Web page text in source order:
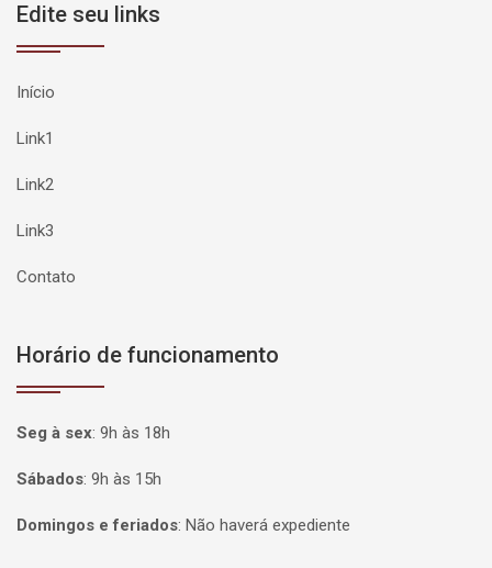
Edite seu links
Início
Link1
Link2
Link3
Contato
Horário de funcionamento
Seg à sex: 9h às 18h
Sábados: 9h às 15h
Domingos e feriados: Não haverá expediente